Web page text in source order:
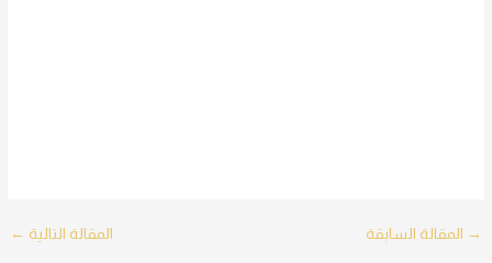
Post
→ المقالة السابقة المقالة التالية ←